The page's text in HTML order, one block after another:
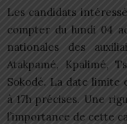
Les candidats
compter du lundi 04
nationales des
Atakpamé, Kpalimé,
Sokodé. La date limite
à 17h précises. Une
l’importance de cette